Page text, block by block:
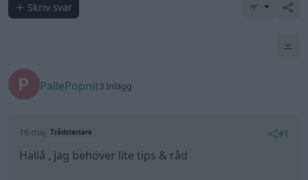
Skriv svar
PallePopnit3 Inlägg
16 maj Trådstartare #1
Hallå , jag behöver lite tips & råd